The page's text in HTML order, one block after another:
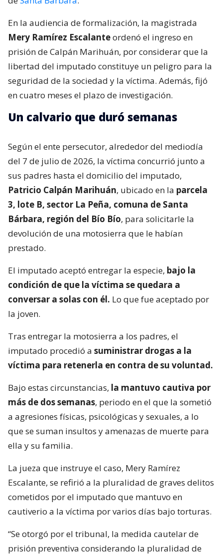
En la audiencia de formalización, la magistrada
Mery Ramírez Escalanteordenó el ingreso en
prisión de Calpán Marihuán, por considerar que la
libertad del imputado constituye un peligro para la
seguridad de la sociedad y la víctima. Además, fijó
en cuatro meses el plazo de investigación.
Un calvario que duró semanas
Según el ente persecutor, alrededor del mediodía
del 7 de julio de 2026, la víctima concurrió junto a
sus padres hasta el domicilio del imputado,
Patricio Calpán Marihuán, ubicado en la parcela
3, lote B, sector La Peña, comuna de Santa
Bárbara, región del Bío Bío, para solicitarle la
devolución de una motosierra que le habían
prestado.
El imputado aceptó entregar la especie, bajo la
condición de que la víctima se quedara a
conversar a solas con él. Lo que fue aceptado por
la joven.
Tras entregar la motosierra a los padres, el
imputado procedió a suministrar drogas a la
víctima para retenerla en contra de su voluntad.
Bajo estas circunstancias, la mantuvo cautiva por
más de dos semanas, periodo en el que la sometió
a agresiones físicas, psicológicas y sexuales, a lo
que se suman insultos y amenazas de muerte para
ella y su familia.
La jueza que instruye el caso, Mery Ramírez
Escalante, se refirió a la pluralidad de graves delitos
cometidos por el imputado que mantuvo en
cautiverio a la víctima por varios días bajo torturas.
“Se otorgó por el tribunal, la medida cautelar de
prisión preventiva considerando la pluralidad de